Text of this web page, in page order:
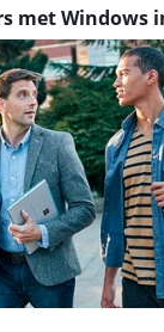
met Windows